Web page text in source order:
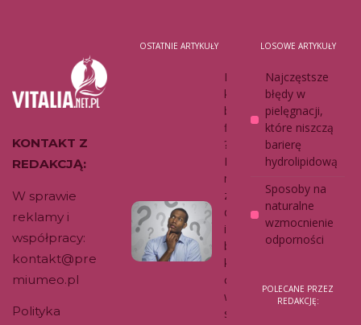
KONTAKT Z
REDAKCJĄ:
W sprawie
reklamy i
współpracy:
kontakt@pre
miumeo.pl
Polityka
OSTATNIE ARTYKUŁY
Dzbane
k czy
butelka
filtrująca
?
Połącz
my
zalety
dzbanka
i butelki,
by nie
kupowa
ć wody
w
sklepie.
LOSOWE ARTYKUŁY
Najczęstsze
błędy w
pielęgnacji,
które niszczą
barierę
hydrolipidową
Sposoby na
naturalne
wzmocnienie
odporności
POLECANE PRZEZ
REDAKCJĘ: